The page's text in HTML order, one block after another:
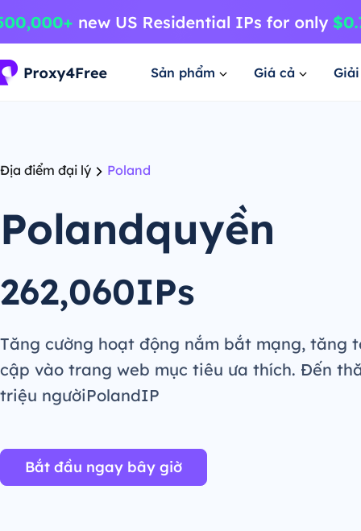
Sản phẩm Giá cả
Địa điểm đại lý Poland
Polandquyền
262,060IPs
Tăng cường hoạt động nắm bắt mạng, tăng
cập vào trang web mục tiêu ưa thích. Đến
triệu ngườiPolandIP
Bắt đầu ngay bây giờ